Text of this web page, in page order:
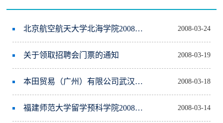
北京航空航天大学北海学院2008年招聘信息 2008-03-24
关于领取招聘会门票的通知 2008-03-19
本田贸易（广州）有限公司武汉办事处诚聘 2008-03-18
福建师范大学留学预科学院2008年度招聘启事 2008-03-14